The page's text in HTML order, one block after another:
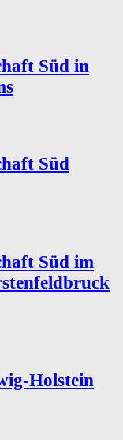
Süd in
Süd
Süd im
Holstein